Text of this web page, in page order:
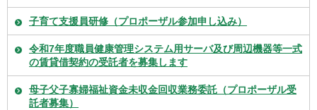
子育て支援員研修（プロポーザル参加申し込み）
令和7年度職員健康管理システム用サーバ及び周辺機器等一式
の賃貸借契約の受託者を募集します
母子父子寡婦福祉資金未収金回収業務委託（プロポーザル受
託者募集）